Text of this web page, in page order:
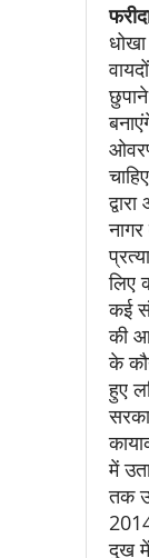
लिए
कई
की
के
हुए
में
तक
दुख